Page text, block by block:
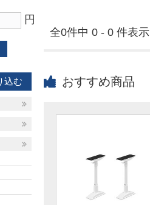
全0件中 0 - 0 件表示
円
込む おすすめ商品